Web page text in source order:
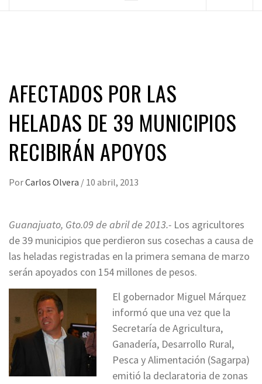
AFECTADOS POR LAS
HELADAS DE 39 MUNICIPIOS
RECIBIRÁN APOYOS
PorCarlos Olvera / 10 abril, 2013
Guanajuato, Gto.09 de abril de 2013.- Los agricultores
de 39 municipios que perdieron sus cosechas a causa de
las heladas registradas en la primera semana de marzo
serán apoyados con 154 millones de pesos.
El gobernador Miguel Márquez
informó que una vez que la
Secretaría de Agricultura,
Ganadería, Desarrollo Rural,
Pesca y Alimentación (Sagarpa)
emitió la declaratoria de zonas